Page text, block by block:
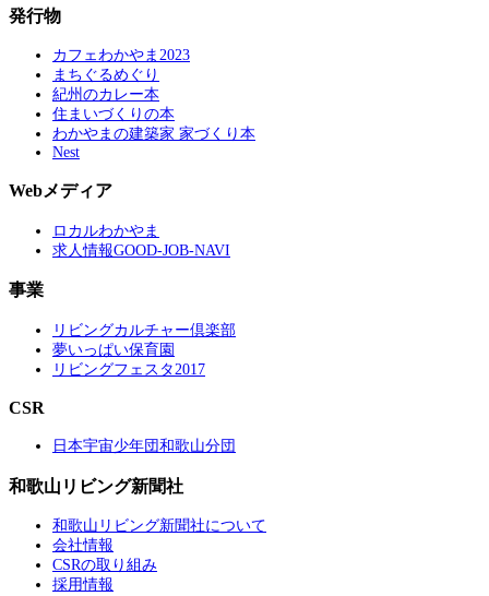
発行物
カフェわかやま2023
まちぐるめぐり
紀州のカレー本
住まいづくりの本
わかやまの建築家 家づくり本
Nest
Webメディア
ロカルわかやま
求人情報GOOD-JOB-NAVI
事業
リビングカルチャー倶楽部
夢いっぱい保育園
リビングフェスタ2017
CSR
日本宇宙少年団和歌山分団
和歌山リビング新聞社
和歌山リビング新聞社について
会社情報
CSRの取り組み
採用情報